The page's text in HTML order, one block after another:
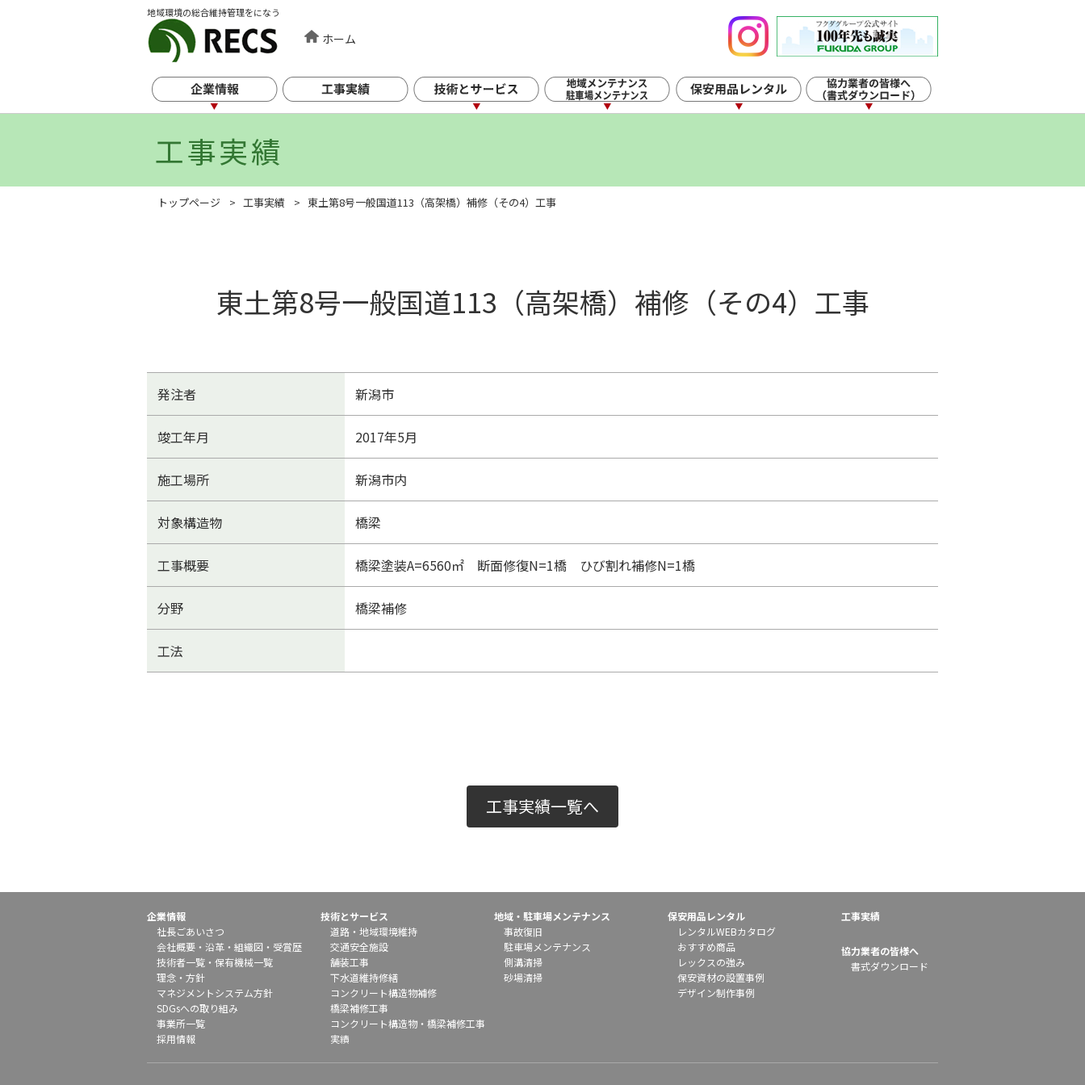
地域環境の総合維持管理をになう
ホーム
工事実績
トップページ 工事実績 東土第8号一般国道113（高架橋）補修（その4）工事
東土第8号一般国道113（高架橋）補修（その4）工事
発注者 新潟市
竣工年月 2017年5月
施工場所 新潟市内
対象構造物 橋梁
工事概要 橋梁塗装A=6560㎡ 断面修復N=1橋 ひび割れ補修N=1橋
分野 橋梁補修
工法
工事実績一覧へ
企業情報
社長ごあいさつ
会社概要 ・ 沿革 ・ 組織図 ・ 受賞歴
技術者一覧 ・ 保有機械一覧
理念・方針
マネジメントシステム方針
SDGsへの取り組み
事業所一覧
採用情報
技術とサービス
道路・地域環境維持
交通安全施設
舗装工事
下水道維持修繕
コンクリート構造物補修
橋梁補修工事
コンクリート構造物・橋梁補修工事
実績
地域・駐車場メンテナンス
事故復旧
駐車場メンテナンス
側溝清掃
砂場清掃
保安用品レンタル
レンタルWEBカタログ
おすすめ商品
レックスの強み
保安資材の設置事例
デザイン制作事例
工事実績
協力業者の皆様へ
書式ダウンロード